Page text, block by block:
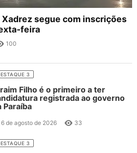
segue com inscrições
feira
100
3
Filho é o primeiro a ter
registrada ao governo
Paraíba
6 de agosto de 2026 33
3